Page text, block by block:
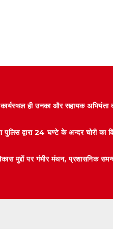
ही उनका और सहायक
पुलिस द्वारा 24 घण्टे के अन्दर चोरी का
मुद्दों पर गंभीर मंथन, प्रशासनिक